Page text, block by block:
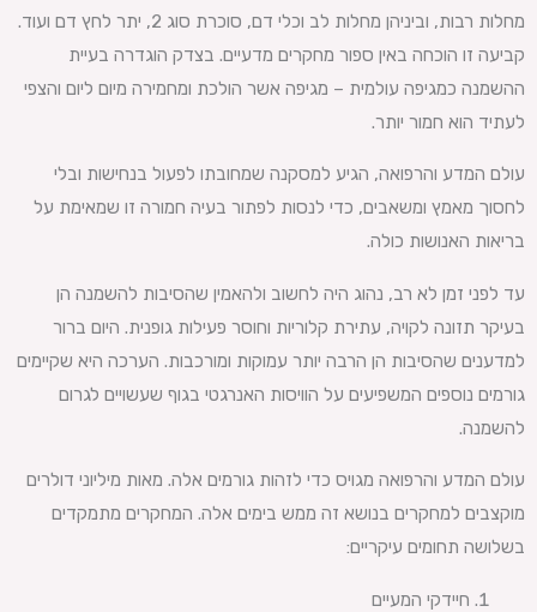
מחלות רבות, וביניהן מחלות לב וכלי דם, סוכרת סוג 2, יתר לחץ דם ועוד.
קביעה זו הוכחה באין ספור מחקרים מדעיים. בצדק הוגדרה בעיית
ההשמנה כמגיפה עולמית – מגיפה אשר הולכת ומחמירה מיום ליום והצפי
לעתיד הוא חמור יותר.
עולם המדע והרפואה, הגיע למסקנה שמחובתו לפעול בנחישות ובלי
לחסוך מאמץ ומשאבים, כדי לנסות לפתור בעיה חמורה זו שמאימת על
בריאות האנושות כולה.
עד לפני זמן לא רב, נהוג היה לחשוב ולהאמין שהסיבות להשמנה הן
בעיקר תזונה לקויה, עתירת קלוריות וחוסר פעילות גופנית. היום ברור
למדענים שהסיבות הן הרבה יותר עמוקות ומורכבות. הערכה היא שקיימים
גורמים נוספים המשפיעים על הוויסות האנרגטי בגוף שעשויים לגרום
להשמנה.
עולם המדע והרפואה מגויס כדי לזהות גורמים אלה. מאות מיליוני דולרים
מוקצבים למחקרים בנושא זה ממש בימים אלה. המחקרים מתמקדים
בשלושה תחומים עיקריים:
חיידקי המעיים